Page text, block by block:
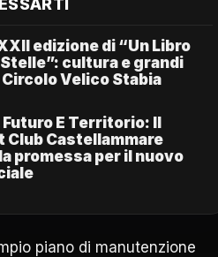
edizione di “Un Libro
cultura e grandi
Velico Stabia
Futuro E Territorio: Il
Club Castellammare
promessa per il nuovo
piano di manutenzione